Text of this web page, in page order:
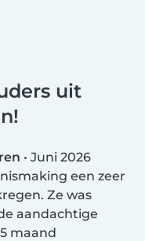
uit
• Juni 2026
een zeer
Ze was
aandachtige
maand